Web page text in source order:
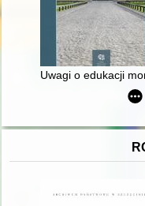
Uwagi o edukacji